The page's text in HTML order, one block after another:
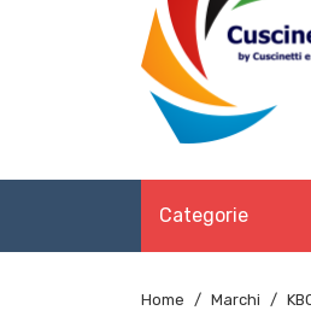
Categorie
Home Marchi